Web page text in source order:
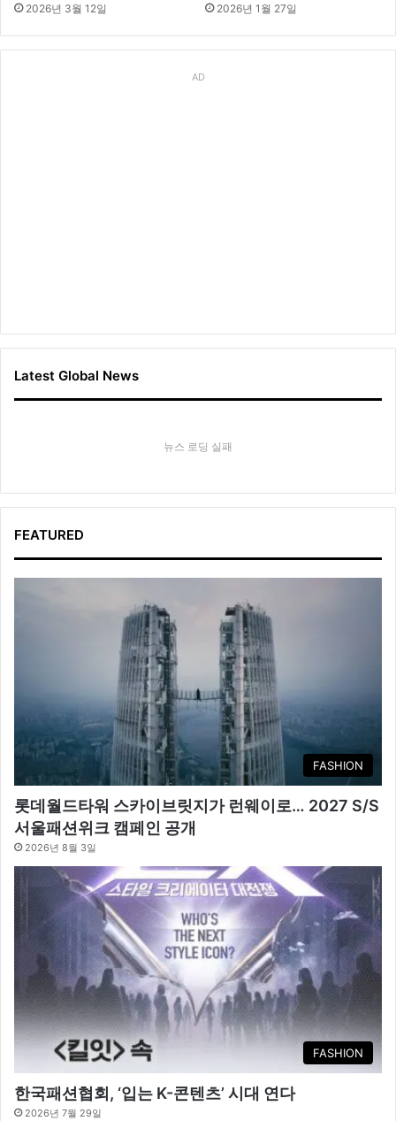
2026년 3월 12일 2026년 1월 27일
AD
Latest Global News
뉴스 로딩 실패
FEATURED
FASHION
롯데월드타워 스카이브릿지가 런웨이로… 2027 S/S
서울패션위크 캠페인 공개
2026년 8월 3일
FASHION
한국패션협회, ‘입는 K-콘텐츠’ 시대 연다
2026년 7월 29일